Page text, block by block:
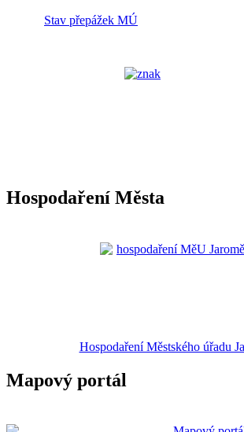
Stav přepážek MÚ
Hospodaření Města
Hospodaření Městského úřadu
Mapový portál